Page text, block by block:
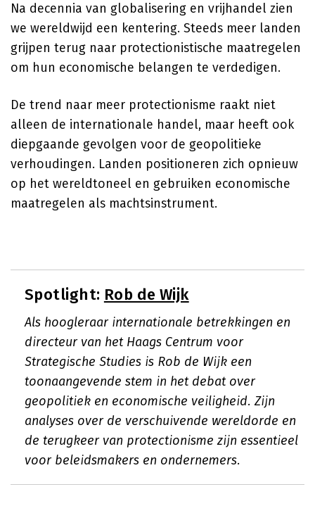
Na decennia van globalisering en vrijhandel zien
we wereldwijd een kentering. Steeds meer landen
grijpen terug naar protectionistische maatregelen
om hun economische belangen te verdedigen.
De trend naar meer protectionisme raakt niet
alleen de internationale handel, maar heeft ook
diepgaande gevolgen voor de geopolitieke
verhoudingen. Landen positioneren zich opnieuw
op het wereldtoneel en gebruiken economische
maatregelen als machtsinstrument.
Spotlight: Rob de Wijk
Als hoogleraar internationale betrekkingen en
directeur van het Haags Centrum voor
Strategische Studies is Rob de Wijk een
toonaangevende stem in het debat over
geopolitiek en economische veiligheid. Zijn
analyses over de verschuivende wereldorde en
de terugkeer van protectionisme zijn essentieel
voor beleidsmakers en ondernemers.